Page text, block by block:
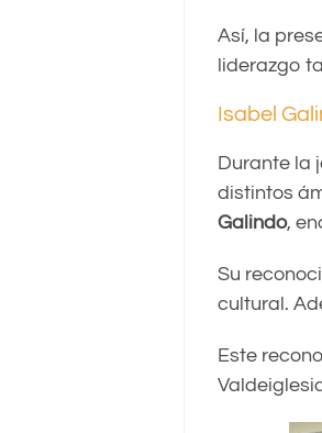
Así, la
liderazgo
Isabel
Durante la
distintos
Galindo,
Su
cultural.
Este